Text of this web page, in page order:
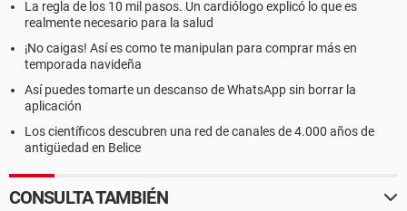
La regla de los 10 mil pasos. Un cardiólogo explicó lo que es
realmente necesario para la salud
¡No caigas! Así es como te manipulan para comprar más en
temporada navideña
Así puedes tomarte un descanso de WhatsApp sin borrar la
aplicación
Los científicos descubren una red de canales de 4.000 años de
antigüedad en Belice
CONSULTA TAMBIÉN